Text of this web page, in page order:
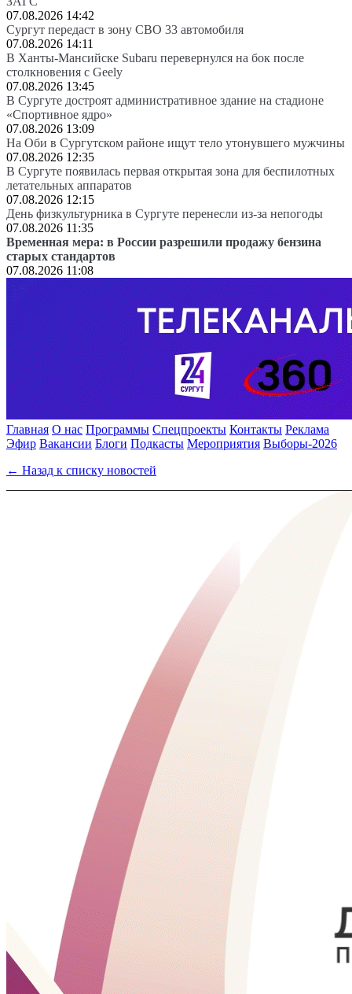
07.08.2026 14:42
Сургут передаст в зону СВО 33 автомобиля
07.08.2026 14:11
В Ханты-Мансийске Subaru перевернулся на бок после
столкновения с Geely
07.08.2026 13:45
В Сургуте достроят административное здание на стадионе
«Спортивное ядро»
07.08.2026 13:09
На Оби в Сургутском районе ищут тело утонувшего мужчины
07.08.2026 12:35
В Сургуте появилась первая открытая зона для беспилотных
летательных аппаратов
07.08.2026 12:15
День физкультурника в Сургуте перенесли из-за непогоды
07.08.2026 11:35
Временная мера: в России разрешили продажу бензина
старых стандартов
07.08.2026 11:08
Главная О нас Программы Спецпроекты Контакты Реклама
Эфир Вакансии Блоги Подкасты Мероприятия Выборы-2026
← Назад к списку новостей